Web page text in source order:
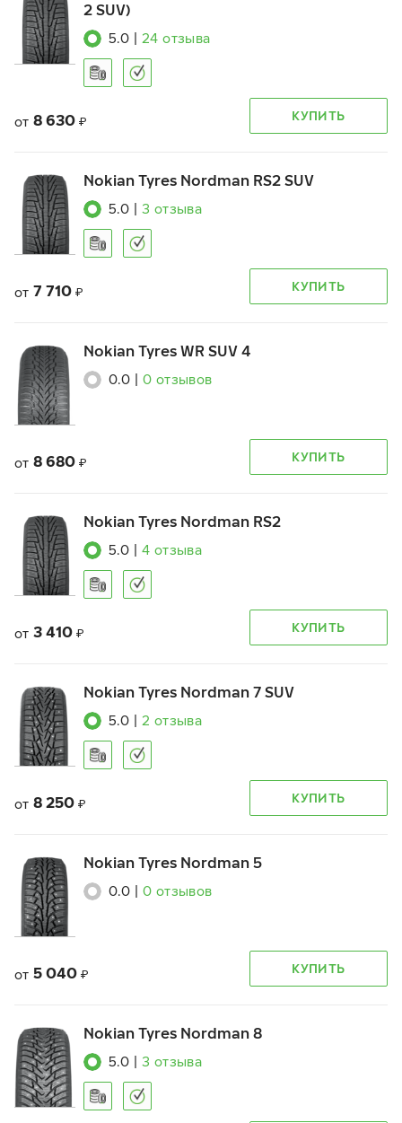
2 SUV)
5.0 24 отзыва
от 8 630 ₽ КУПИТЬ
Nokian Tyres Nordman RS2 SUV
5.0 3 отзыва
от 7 710 ₽ КУПИТЬ
Nokian Tyres WR SUV 4
0.0 0 отзывов
от 8 680 ₽ КУПИТЬ
Nokian Tyres Nordman RS2
5.0 4 отзыва
от 3 410 ₽ КУПИТЬ
Nokian Tyres Nordman 7 SUV
5.0 2 отзыва
от 8 250 ₽ КУПИТЬ
Nokian Tyres Nordman 5
0.0 0 отзывов
от 5 040 ₽ КУПИТЬ
Nokian Tyres Nordman 8
5.0 3 отзыва